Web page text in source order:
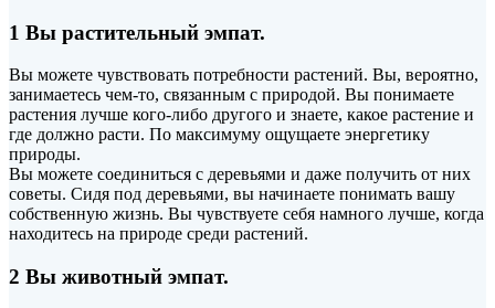
1 Вы растительный эмпат.
Вы можете чувствовать потребности растений. Вы, вероятно,
занимаетесь чем-то, связанным с природой. Вы понимаете
растения лучше кого-либо другого и знаете, какое растение и
где должно расти. По максимуму ощущаете энергетику
природы.
Вы можете соединиться с деревьями и даже получить от них
советы. Сидя под деревьями, вы начинаете понимать вашу
собственную жизнь. Вы чувствуете себя намного лучше, когда
находитесь на природе среди растений.
2 Вы животный эмпат.